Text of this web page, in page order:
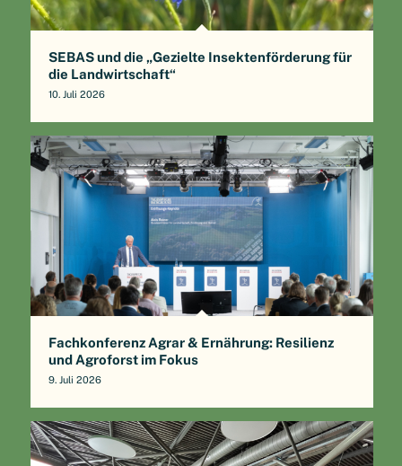
SEBAS und die „Gezielte Insektenförderung für
die Landwirtschaft“
10. Juli 2026
Fachkonferenz Agrar & Ernährung: Resilienz
und Agroforst im Fokus
9. Juli 2026